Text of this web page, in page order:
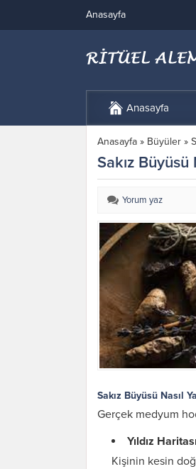
Anasayfa
Anasayfa
Anasayfa » Büyüler »
Sakız Büyüsü
Yorum yaz
Sakız Büyüsü Nasıl
Gerçek medyum
Yıldız
Kişinin kesin